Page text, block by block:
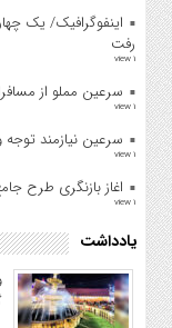
رفت
1 view
سرعین مملو از
1 view
سرعین نیازمند
1 view
اغاز بازنگری طرح
1 view
یادداشت